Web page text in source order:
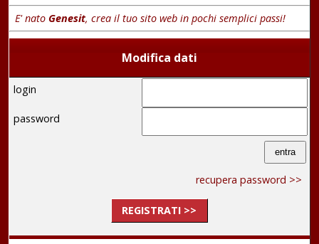
E' nato Genesit, crea il tuo sito web in pochi semplici passi!
Modifica dati
login
password
recupera password >>
REGISTRATI >>